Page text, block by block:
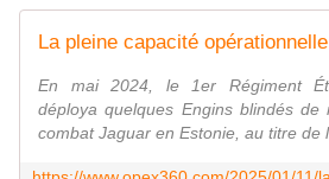
En mai 2024, le 1er Régiment
déploya quelques Engins blindés de
combat Jaguar en Estonie, au titre de